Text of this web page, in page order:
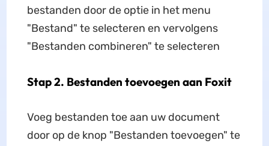
bestanden door de optie in het menu
"Bestand" te selecteren en vervolgens
"Bestanden combineren" te selecteren
Stap 2. Bestanden toevoegen aan Foxit
Voeg bestanden toe aan uw document
door op de knop "Bestanden toevoegen" te